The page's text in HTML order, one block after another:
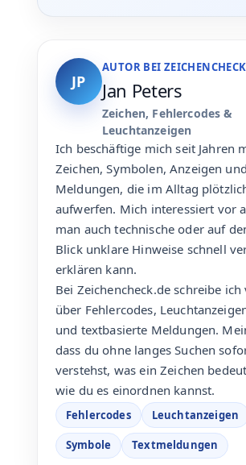
JP
AUTOR BEI
Jan Peters
Zeichen, Fehlercodes &
Leuchtanzeigen
Ich beschäftige mich seit Jahren
Zeichen, Symbolen, Anzeigen und
Meldungen, die im Alltag
aufwerfen. Mich interessiert vor
man auch technische oder auf
Blick unklare Hinweise schnell
erklären kann.
Bei Zeichencheck.de schreibe
über Fehlercodes,
und textbasierte Meldungen.
dass du ohne langes Suchen
verstehst, was ein Zeichen
wie du es einordnen kannst.
Fehlercodes Leuchtanzeigen
Symbole Textmeldungen